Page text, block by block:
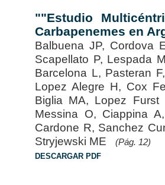
""Estudio
Carbapenemes en
Balbuena JP, Cordova
Scapellato P, Lespada
Barcelona L, Pasteran
Lopez Alegre H, Cox
Biglia MA, Lopez Furst
Messina O, Ciappina
Cardone R, Sanchez
Stryjewski ME
(Pág. 12)
DESCARGAR PDF